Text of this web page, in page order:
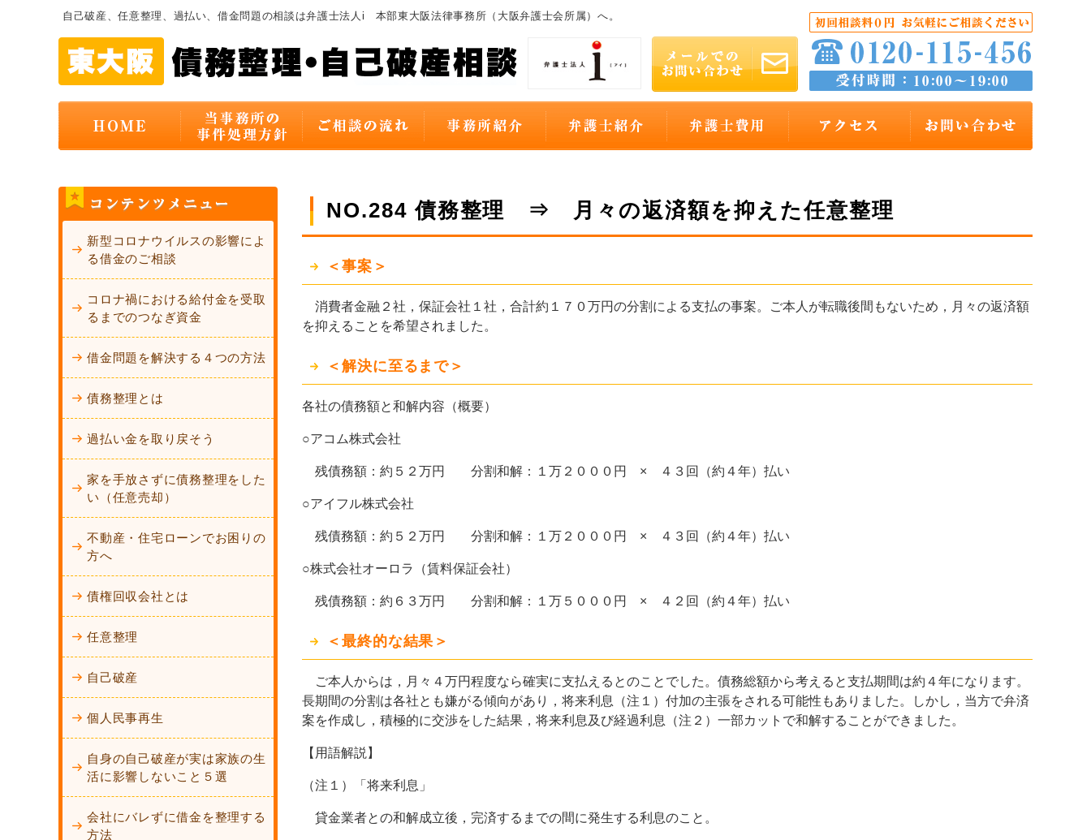
自己破産、任意整理、過払い、借金問題の相談は弁護士法人i 本部東大阪法律事務所（大阪弁護士会所属）へ。
NO.284 債務整理 ⇒ 月々の返済額を抑えた任意整理
＜事案＞
消費者金融２社，保証会社１社，合計約１７０万円の分割による支払の事案。ご本人が転職後間もないため，月々の返済額
を抑えることを希望されました。
＜解決に至るまで＞
各社の債務額と和解内容（概要）
○アコム株式会社
残債務額：約５２万円 分割和解：１万２０００円 × ４３回（約４年）払い
○アイフル株式会社
残債務額：約５２万円 分割和解：１万２０００円 × ４３回（約４年）払い
○株式会社オーロラ（賃料保証会社）
残債務額：約６３万円 分割和解：１万５０００円 × ４２回（約４年）払い
＜最終的な結果＞
ご本人からは，月々４万円程度なら確実に支払えるとのことでした。債務総額から考えると支払期間は約４年になります。
長期間の分割は各社とも嫌がる傾向があり，将来利息（注１）付加の主張をされる可能性もありました。しかし，当方で弁済
案を作成し，積極的に交渉をした結果，将来利息及び経過利息（注２）一部カットで和解することができました。
【用語解説】
（注１）「将来利息」
貸金業者との和解成立後，完済するまでの間に発生する利息のこと。
新型コロナウイルスの影響によ
る借金のご相談
コロナ禍における給付金を受取
るまでのつなぎ資金
借金問題を解決する４つの方法
債務整理とは
過払い金を取り戻そう
家を手放さずに債務整理をした
い（任意売却）
不動産・住宅ローンでお困りの
方へ
債権回収会社とは
任意整理
自己破産
個人民事再生
自身の自己破産が実は家族の生
活に影響しないこと５選
会社にバレずに借金を整理する
方法